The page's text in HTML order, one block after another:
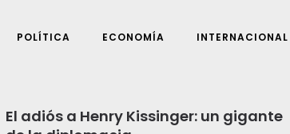
POLÍTICA ECONOMÍA INTERNACIONAL
El adiós a Henry Kissinger: un gigante